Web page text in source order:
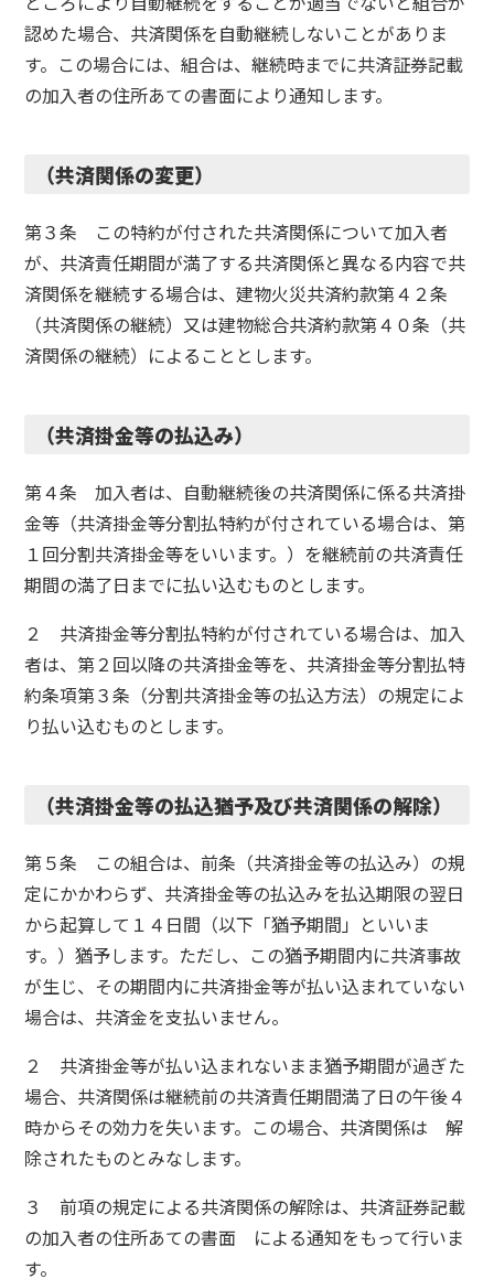
認めた場合、共済関係を自動継続しないことがありま
す。この場合には、組合は、継続時までに共済証券記載
の加入者の住所あての書面により通知します。
（共済関係の変更）
第３条 この特約が付された共済関係について加入者
が、共済責任期間が満了する共済関係と異なる内容で共
済関係を継続する場合は、建物火災共済約款第４２条
（共済関係の継続）又は建物総合共済約款第４０条（共
済関係の継続）によることとします。
（共済掛金等の払込み）
第４条 加入者は、自動継続後の共済関係に係る共済掛
金等（共済掛金等分割払特約が付されている場合は、第
１回分割共済掛金等をいいます。）を継続前の共済責任
期間の満了日までに払い込むものとします。
２ 共済掛金等分割払特約が付されている場合は、加入
者は、第２回以降の共済掛金等を、共済掛金等分割払特
約条項第３条（分割共済掛金等の払込方法）の規定によ
り払い込むものとします。
（共済掛金等の払込猶予及び共済関係の解除）
第５条 この組合は、前条（共済掛金等の払込み）の規
定にかかわらず、共済掛金等の払込みを払込期限の翌日
から起算して１４日間（以下「猶予期間」といいま
す。）猶予します。ただし、この猶予期間内に共済事故
が生じ、その期間内に共済掛金等が払い込まれていない
場合は、共済金を支払いません。
２ 共済掛金等が払い込まれないまま猶予期間が過ぎた
場合、共済関係は継続前の共済責任期間満了日の午後４
時からその効力を失います。この場合、共済関係は 解
除されたものとみなします。
３ 前項の規定による共済関係の解除は、共済証券記載
の加入者の住所あての書面 による通知をもって行いま
す。